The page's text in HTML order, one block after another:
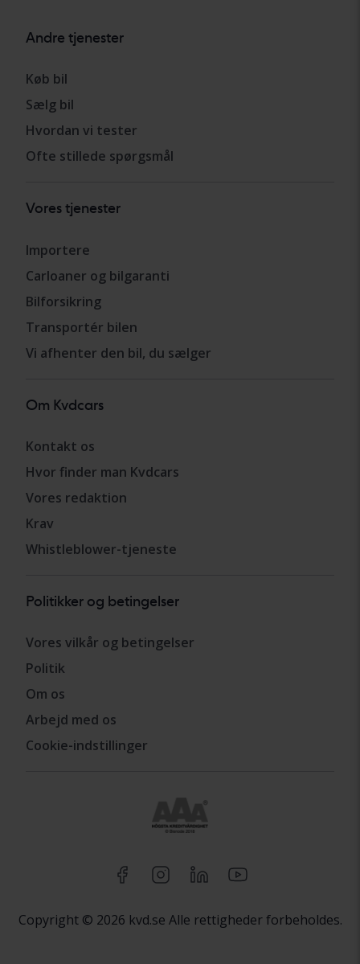
Andre tjenester
Køb bil
Sælg bil
Hvordan vi tester
Ofte stillede spørgsmål
Vores tjenester
Importere
Carloaner og bilgaranti
Bilforsikring
Transportér bilen
Vi afhenter den bil, du sælger
Om Kvdcars
Kontakt os
Hvor finder man Kvdcars
Vores redaktion
Krav
Whistleblower-tjeneste
Politikker og betingelser
Vores vilkår og betingelser
Politik
Om os
Arbejd med os
Cookie-indstillinger
Copyright © 2026 kvd.se Alle rettigheder forbeholdes.